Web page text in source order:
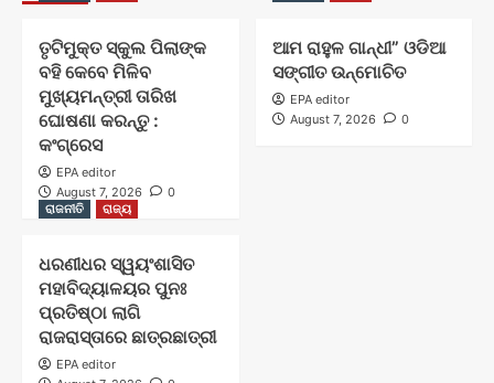
ତୃଟିମୁକ୍ତ ସ୍କୁଲ ପିଲାଙ୍କ
ବହି କେବେ ମିଳିବ
ମୁଖ୍ୟମନ୍ତ୍ରୀ ତାରିଖ
ଘୋଷଣା କରନ୍ତୁ :
କଂଗ୍ରେସ
EPA editor
August 7, 2026
0
ଆମ ରାହୁଳ ଗାନ୍ଧୀ” ଓଡିଆ
ସଙ୍ଗୀତ ଉନ୍ମୋଚିତ
EPA editor
August 7, 2026
0
ରାଜନୀତି ରାଜ୍ୟ
ଧରଣୀଧର ସ୍ୱୟଂଶାସିତ
ମହାବିଦ୍ୟାଳୟର ପୁନଃ
ପ୍ରତିଷ୍ଠା ଲାଗି
ରାଜରାସ୍ତାରେ ଛାତ୍ରଛାତ୍ରୀ
EPA editor